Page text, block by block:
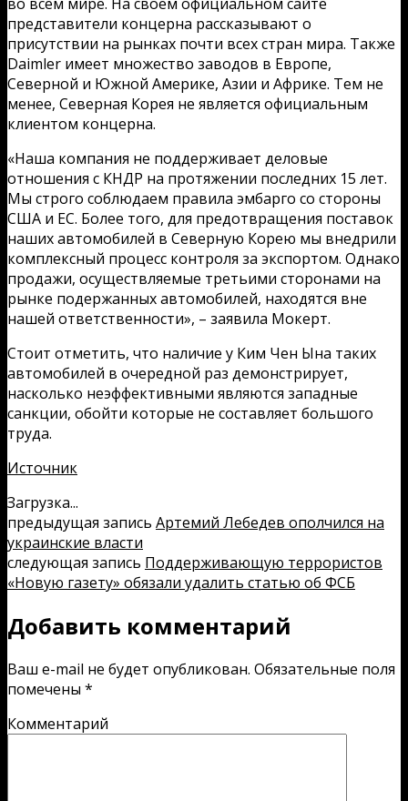
представители концерна рассказывают о
присутствии на рынках почти всех стран мира. Также
Daimler имеет множество заводов в Европе,
Северной и Южной Америке, Азии и Африке. Тем не
менее, Северная Корея не является официальным
клиентом концерна.
«Наша компания не поддерживает деловые
отношения с КНДР на протяжении последних 15 лет.
Мы строго соблюдаем правила эмбарго со стороны
США и ЕС. Более того, для предотвращения поставок
наших автомобилей в Северную Корею мы внедрили
комплексный процесс контроля за экспортом. Однако
продажи, осуществляемые третьими сторонами на
рынке подержанных автомобилей, находятся вне
нашей ответственности», – заявила Мокерт.
Стоит отметить, что наличие у Ким Чен Ына таких
автомобилей в очередной раз демонстрирует,
насколько неэффективными являются западные
санкции, обойти которые не составляет большого
труда.
Источник
Загрузка...
предыдущая запись Артемий Лебедев ополчился на
украинские власти
следующая запись Поддерживающую террористов
«Новую газету» обязали удалить статью об ФСБ
Добавить комментарий
Ваш e-mail не будет опубликован. Обязательные поля
помечены *
Комментарий